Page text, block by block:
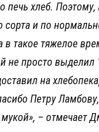
хлеб. Поэтому,
сорта и по
такое тяжелое
не просто выделил
на
Петру
», – отмечает